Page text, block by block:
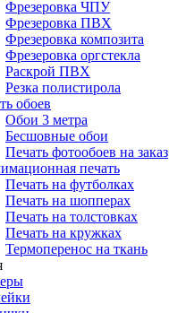
Фрезеровка ЧПУ
Фрезеровка ПВХ
Фрезеровка композита
Фрезеровка оргстекла
Раскрой ПВХ
Резка полистирола
обоев
Обои 3 метра
Бесшовные обои
Печать фотообоев на заказ
печать
Печать на футболках
Печать на шопперах
Печать на толстовках
Печать на кружках
Термоперенос на ткань